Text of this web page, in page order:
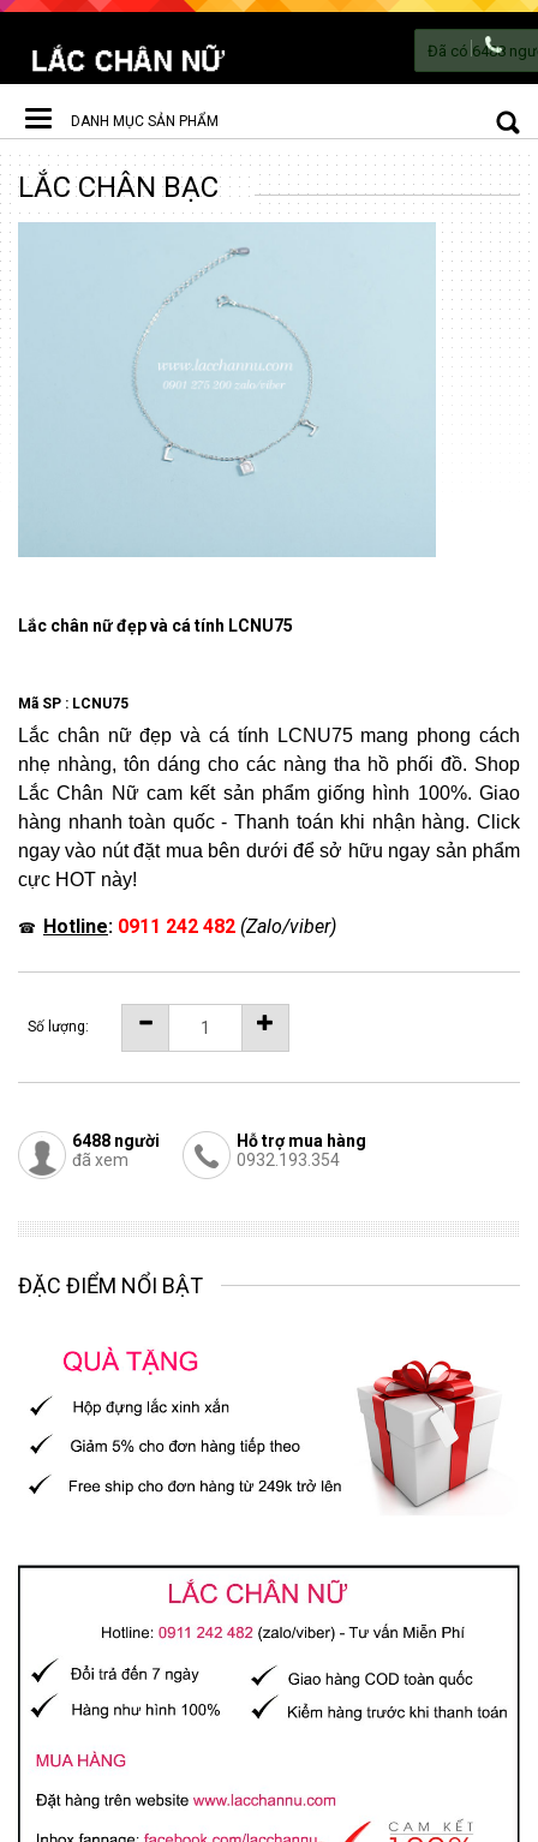
Toggle
navigation
DANH MỤC SẢN PHẨM
LẮC CHÂN BẠC
Lắc chân nữ đẹp và cá tính LCNU75
Mã SP : LCNU75
Lắc chân nữ đẹp và cá tính LCNU75 mang phong cách
nhẹ nhàng, tôn dáng cho các nàng tha hồ phối đồ. Shop
Lắc Chân Nữ cam kết sản phẩm giống hình 100%. Giao
hàng nhanh toàn quốc - Thanh toán khi nhận hàng. Click
ngay vào nút đặt mua bên dưới để sở hữu ngay sản phẩm
cực HOT này!
☎ Hotline: 0911 242 482 (Zalo/viber)
Số lượng:
6488 người
đã xem
Hỗ trợ mua hàng
0932.193.354
ĐẶC ĐIỂM NỔI BẬT